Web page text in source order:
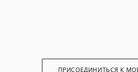
ПРИСОЕДИНИТЬСЯ К